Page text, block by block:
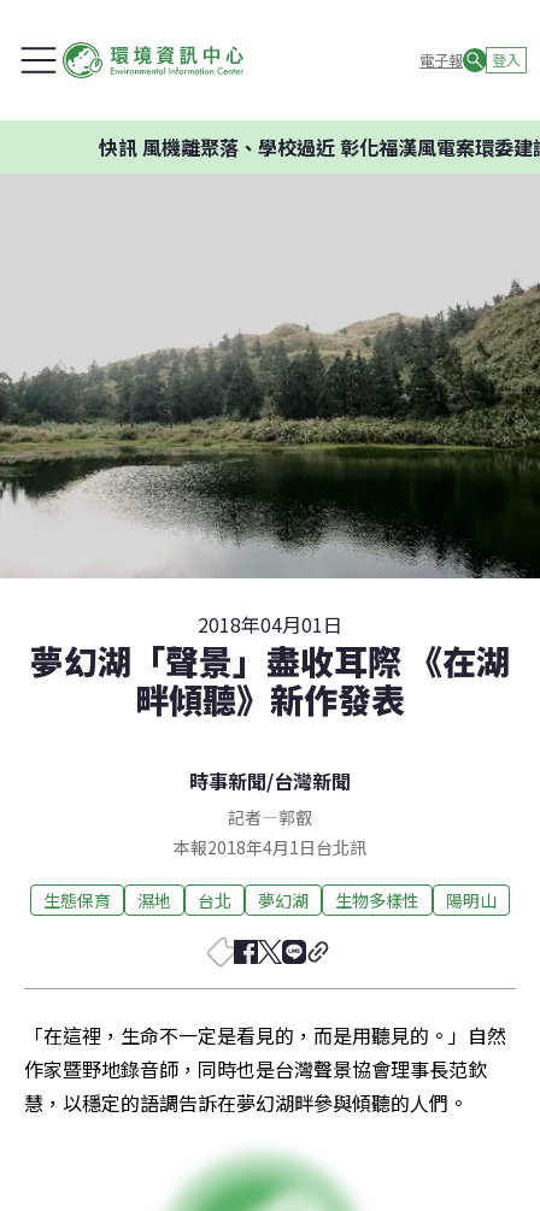
電子報 登入
風機離聚落、學校過近 彰化福漢風電案環委建議不
2018年04月01日
夢幻湖「聲景」盡收耳際 《在湖
畔傾聽》新作發表
時事新聞/台灣新聞
記者—郭叡
本報2018年4月1日台北訊
生態保育 濕地 台北 夢幻湖 生物多樣性 陽明山
「在這裡，生命不一定是看見的，而是用聽見的。」自然
作家暨野地錄音師，同時也是台灣聲景協會理事長范欽
慧，以穩定的語調告訴在夢幻湖畔參與傾聽的人們。